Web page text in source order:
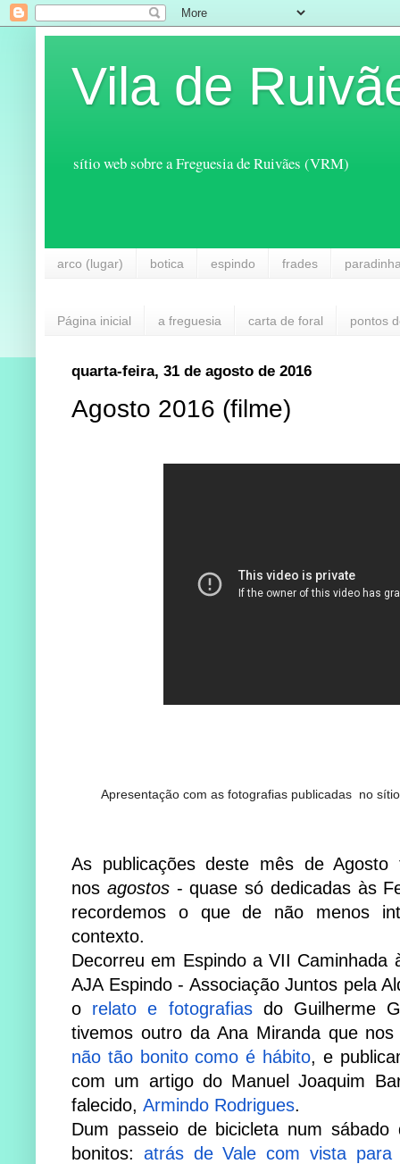
Vila de
sítio web sobre a Freguesia de Ruivães (VRM)
arco (lugar) botica espindo frades
Página inicial a freguesia carta de foral pontos
quarta-feira, 31 de agosto de 2016
Agosto 2016 (filme)
Apresentação com as fotografias publicadas no
As publicações deste mês de
nos agostos- quase só dedicadas às
recordemos o que de não menos
contexto.
Decorreu em Espindo a VII Caminhada
AJA Espindo - Associação Juntos pela
o relato e fotografiasdo Guilherme
tivemos outro da Ana Miranda que
não tão bonito como é hábito, e
com um artigo do Manuel Joaquim
falecido, Armindo Rodrigues.
Dum passeio de bicicleta num
bonitos: atrás de Vale com vista para